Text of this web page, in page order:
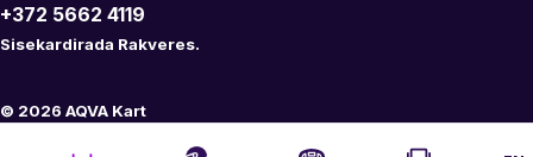
+372 5662 4119
Sisekardirada Rakveres.
© 2026 AQVA Kart